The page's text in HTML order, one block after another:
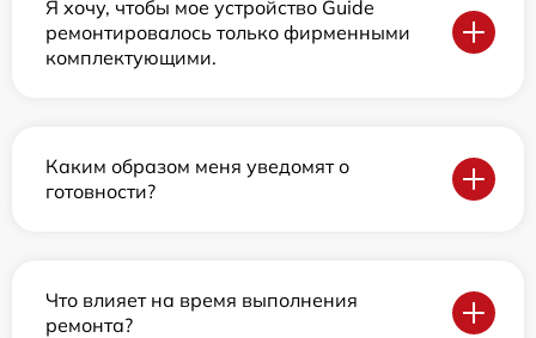
Я хочу, чтобы мое устройство Guide
ремонтировалось только фирменными
комплектующими.
Каким образом меня уведомят о
готовности?
Что влияет на время выполнения
ремонта?